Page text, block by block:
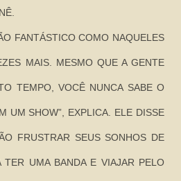
FANTÁSTICO COMO NAQUELES
MAIS. MESMO QUE A GENTE
TEMPO, VOCÊ NUNCA SABE O
UM SHOW”, EXPLICA. ELE DISSE
FRUSTRAR SEUS SONHOS DE
TER UMA BANDA E VIAJAR PELO